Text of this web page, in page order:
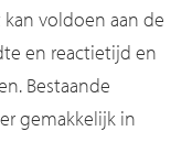
voldoen aan de
en reactietijd en
Bestaande
gemakkelijk in